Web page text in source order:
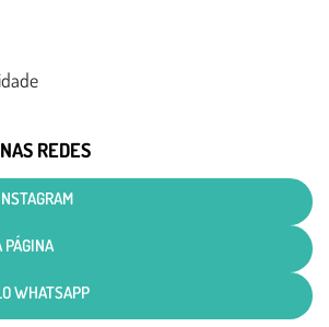
REDES
PÁGINA
WHATSAPP